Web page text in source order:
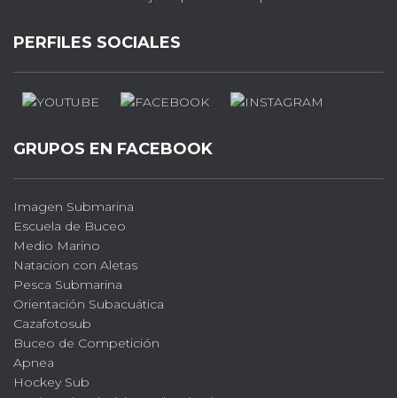
PERFILES SOCIALES
GRUPOS EN FACEBOOK
Imagen Submarina
Escuela de Buceo
Medio Marino
Natacion con Aletas
Pesca Submarina
Orientación Subacuática
Cazafotosub
Buceo de Competición
Apnea
Hockey Sub